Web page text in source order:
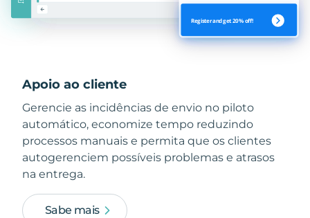
Apoio ao cliente
Gerencie as incidências de envio no piloto
automático, economize tempo reduzindo
processos manuais e permita que os clientes
autogerenciem possíveis problemas e atrasos
na entrega.
Sabe mais